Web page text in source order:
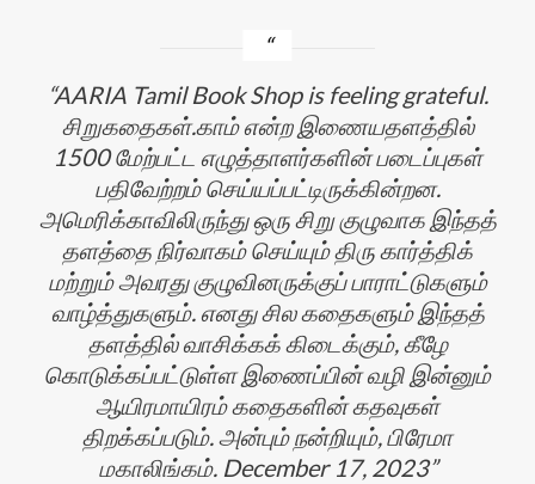
AARIA Tamil Book Shop is feeling grateful.
சிறுகதைகள்.காம் என்ற இணையதளத்தில்
1500 மேற்பட்ட எழுத்தாளர்களின் படைப்புகள்
பதிவேற்றம் செய்யப்பட்டிருக்கின்றன.
அமெரிக்காவிலிருந்து ஒரு சிறு குழுவாக இந்தத்
தளத்தை நிர்வாகம் செய்யும் திரு கார்த்திக்
மற்றும் அவரது குழுவினருக்குப் பாராட்டுகளும்
வாழ்த்துகளும். எனது சில கதைகளும் இந்தத்
தளத்தில் வாசிக்கக் கிடைக்கும், கீழே
கொடுக்கப்பட்டுள்ள இணைப்பின் வழி இன்னும்
ஆயிரமாயிரம் கதைகளின் கதவுகள்
திறக்கப்படும். அன்பும் நன்றியும், பிரேமா
மகாலிங்கம். December 17, 2023